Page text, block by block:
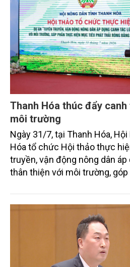
Thanh Hóa thúc đẩy
môi trường
Ngày 31/7, tại Thanh Hóa,
Hóa tổ chức Hội thảo thực
truyền, vận động nông dân
thân thiện với môi trường,
trình thu hút sự tham gia của
từ các cơ quan quản lý nhà
doanh nghiệp, hợp tác xã và
tiếp triển khai mô hình sản